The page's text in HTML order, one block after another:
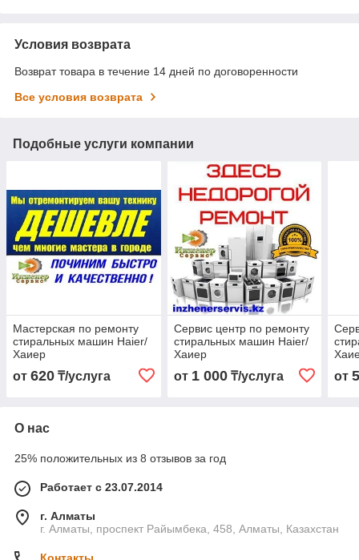
Условия возврата
Возврат товара в течение 14 дней по договоренности
Все условия возврата
Подобные услуги компании
Мастерская по ремонту
стиральных машин Haier/
Хаиер
от 620 ₸/услуга
Сервис центр по ремонту
стиральных машин Haier/
Хаиер
от 1 000₸/услуга от
О нас
25% положительных из 8 отзывов за год
Работает с 23.07.2014
г. Алматы
г. Алматы, проспект Райымбека, 458, Алматы, Казахстан